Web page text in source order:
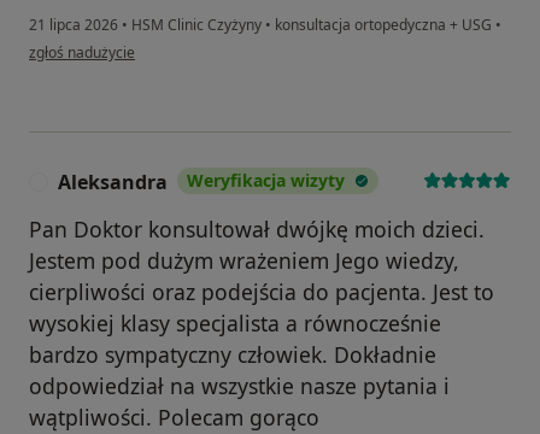
21 lipca 2026 • HSM Clinic Czyżyny • konsultacja ortopedyczna + USG •
w opinii użytkownika Anna
zgłoś nadużycie
Aleksandra Weryfikacja wizyty
Pan Doktor konsultował dwójkę moich dzieci.
Jestem pod dużym wrażeniem Jego wiedzy,
cierpliwości oraz podejścia do pacjenta. Jest to
wysokiej klasy specjalista a równocześnie
bardzo sympatyczny człowiek. Dokładnie
odpowiedział na wszystkie nasze pytania i
wątpliwości. Polecam gorąco